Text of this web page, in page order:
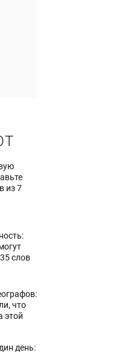
из 7
слов
что
этой
день: